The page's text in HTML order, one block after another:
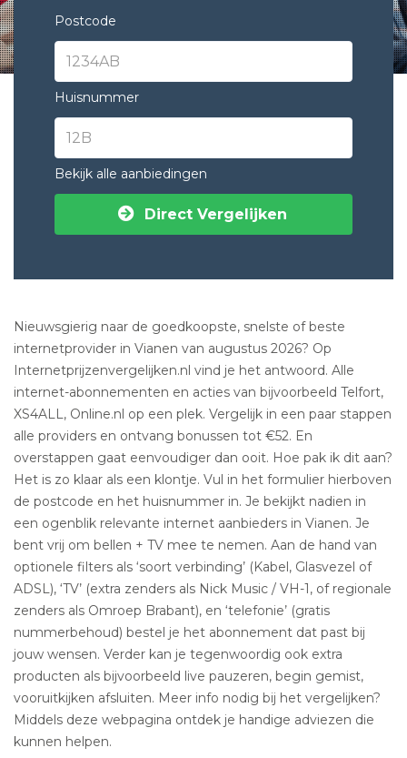
Postcode
Huisnummer
Bekijk alle aanbiedingen
Direct Vergelijken
Nieuwsgierig naar de goedkoopste, snelste of beste
internetprovider in Vianen van augustus 2026? Op
Internetprijzenvergelijken.nl vind je het antwoord. Alle
internet-abonnementen en acties van bijvoorbeeld Telfort,
XS4ALL, Online.nl op een plek. Vergelijk in een paar stappen
alle providers en ontvang bonussen tot €52. En
overstappen gaat eenvoudiger dan ooit. Hoe pak ik dit aan?
Het is zo klaar als een klontje. Vul in het formulier hierboven
de postcode en het huisnummer in. Je bekijkt nadien in
een ogenblik relevante internet aanbieders in Vianen. Je
bent vrij om bellen + TV mee te nemen. Aan de hand van
optionele filters als ‘soort verbinding’ (Kabel, Glasvezel of
ADSL), ‘TV’ (extra zenders als Nick Music / VH-1, of regionale
zenders als Omroep Brabant), en ‘telefonie’ (gratis
nummerbehoud) bestel je het abonnement dat past bij
jouw wensen. Verder kan je tegenwoordig ook extra
producten als bijvoorbeeld live pauzeren, begin gemist,
vooruitkijken afsluiten. Meer info nodig bij het vergelijken?
Middels deze webpagina ontdek je handige adviezen die
kunnen helpen.